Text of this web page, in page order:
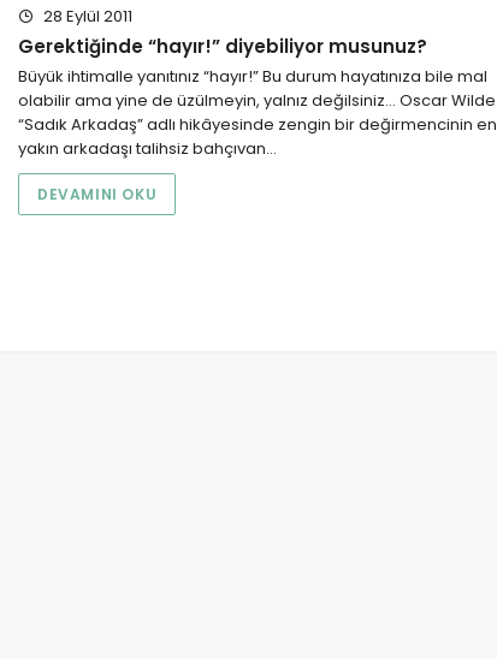
28 Eylül 2011
Gerektiğinde “hayır!” diyebiliyor musunuz?
Büyük ihtimalle yanıtınız “hayır!” Bu durum hayatınıza bile mal
olabilir ama yine de üzülmeyin, yalnız değilsiniz… Oscar Wilde
“Sadık Arkadaş” adlı hikâyesinde zengin bir değirmencinin en
yakın arkadaşı talihsiz bahçıvan…
DEVAMINI OKU